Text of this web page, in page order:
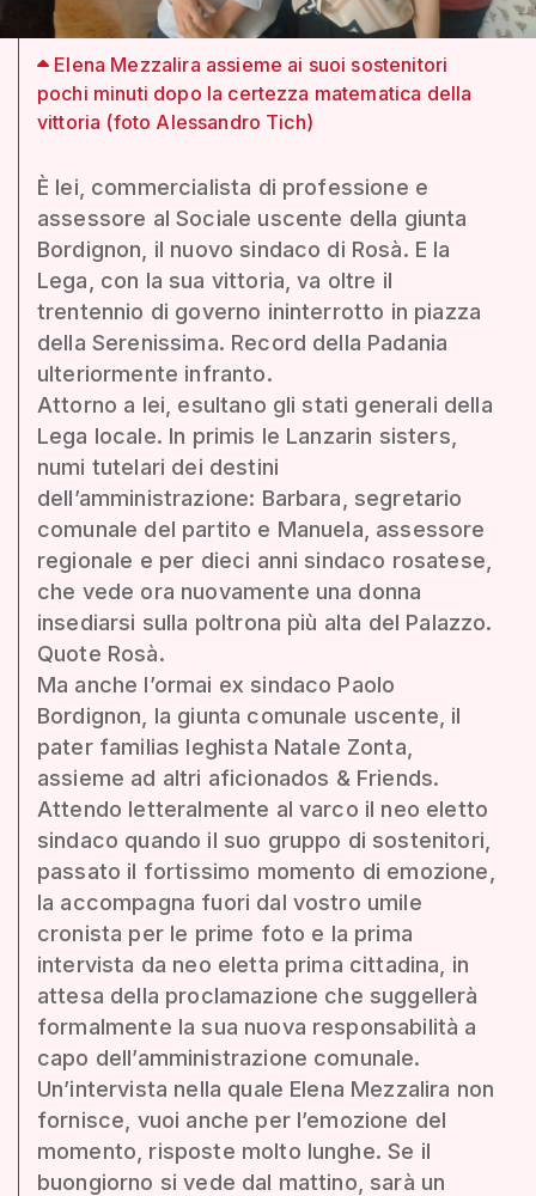
Elena Mezzalira assieme ai suoi sostenitori
pochi minuti dopo la certezza matematica della
vittoria (foto Alessandro Tich)
È lei, commercialista di professione e
assessore al Sociale uscente della giunta
Bordignon, il nuovo sindaco di Rosà. E la
Lega, con la sua vittoria, va oltre il
trentennio di governo ininterrotto in piazza
della Serenissima. Record della Padania
ulteriormente infranto.
Attorno a lei, esultano gli stati generali della
Lega locale. In primis le Lanzarin sisters,
numi tutelari dei destini
dell’amministrazione: Barbara, segretario
comunale del partito e Manuela, assessore
regionale e per dieci anni sindaco rosatese,
che vede ora nuovamente una donna
insediarsi sulla poltrona più alta del Palazzo.
Quote Rosà.
Ma anche l’ormai ex sindaco Paolo
Bordignon, la giunta comunale uscente, il
pater familias leghista Natale Zonta,
assieme ad altri aficionados & Friends.
Attendo letteralmente al varco il neo eletto
sindaco quando il suo gruppo di sostenitori,
passato il fortissimo momento di emozione,
la accompagna fuori dal vostro umile
cronista per le prime foto e la prima
intervista da neo eletta prima cittadina, in
attesa della proclamazione che suggellerà
formalmente la sua nuova responsabilità a
capo dell’amministrazione comunale.
Un’intervista nella quale Elena Mezzalira non
fornisce, vuoi anche per l’emozione del
momento, risposte molto lunghe. Se il
buongiorno si vede dal mattino, sarà un